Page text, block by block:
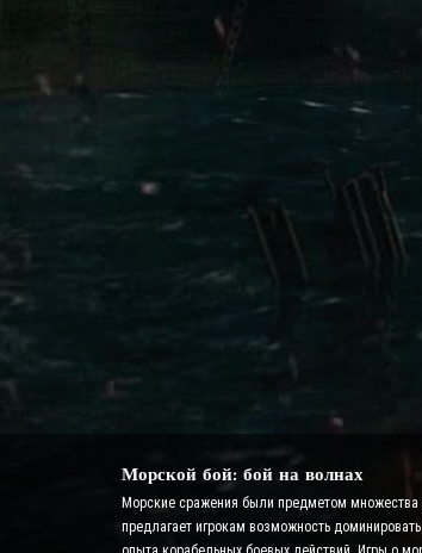
Морской бой: бой на волнах
Морские сражения были предметом множества
предлагает игрокам возможность